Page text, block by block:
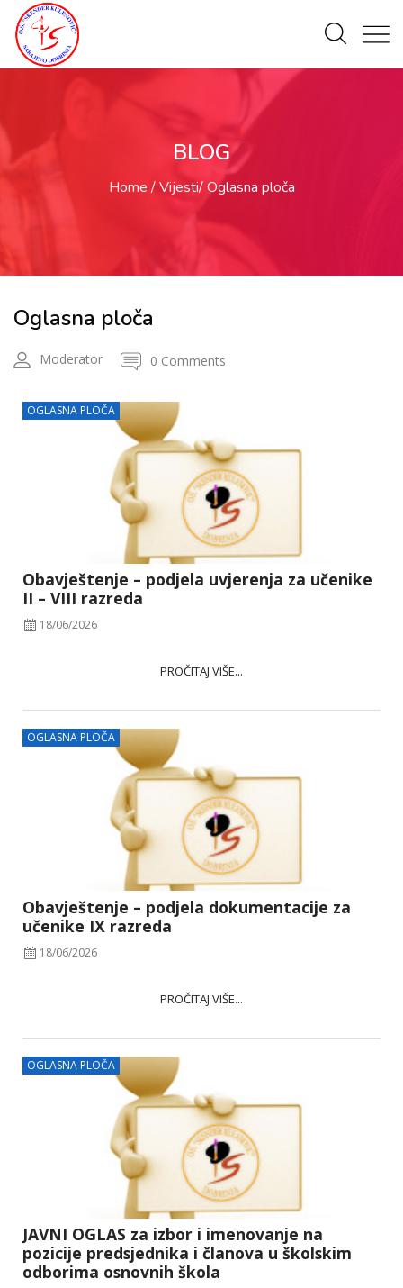
BLOG
Home Vijesti Oglasna ploča
Oglasna ploča
Moderator 0 Comments
OGLASNA PLOČA
Obavještenje – podjela uvjerenja za učenike
II – VIII razreda
18/06/2026
PROČITAJ VIŠE...
OGLASNA PLOČA
Obavještenje – podjela dokumentacije za
učenike IX razreda
18/06/2026
PROČITAJ VIŠE...
OGLASNA PLOČA
JAVNI OGLAS za izbor i imenovanje na
pozicije predsjednika i članova u školskim
odborima osnovnih škola